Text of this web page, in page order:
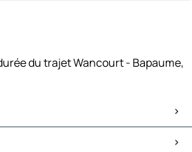
du trajet Wancourt - Bapaume,